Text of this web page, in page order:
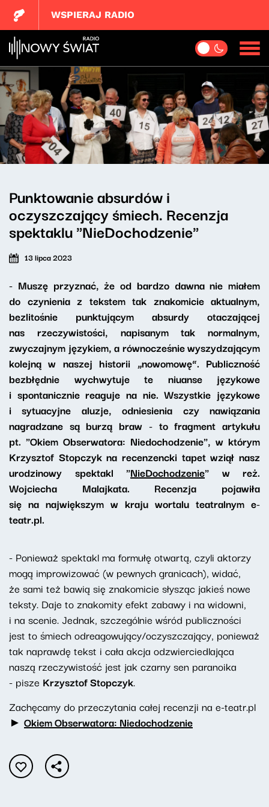
WSPIERAJ RADIO
Punktowanie absurdów i
oczyszczający śmiech. Recenzja
spektaklu "NieDochodzenie"
13 lipca 2023
- Muszę przyznać, że od bardzo dawna nie miałem
do czynienia z tekstem tak znakomicie aktualnym,
bezlitośnie punktującym absurdy otaczającej
nas rzeczywistości, napisanym tak normalnym,
zwyczajnym językiem, a równocześnie wyszydzającym
kolejną w naszej historii „nowomowę”. Publiczność
bezbłędnie wychwytuje te niuanse językowe
i spontanicznie reaguje na nie. Wszystkie językowe
i sytuacyjne aluzje, odniesienia czy nawiązania
nagradzane są burzą braw - to fragment artykułu
pt. "Okiem Obserwatora: Niedochodzenie", w którym
Krzysztof Stopczyk na recenzencki tapet wziął nasz
urodzinowy spektakl "NieDochodzenie" w reż.
Wojciecha Malajkata. Recenzja pojawiła
się na największym w kraju wortalu teatralnym e-
teatr.pl.
- Ponieważ spektakl ma formułę otwartą, czyli aktorzy
mogą improwizować (w pewnych granicach), widać,
że sami też bawią się znakomicie słysząc jakieś nowe
teksty. Daje to znakomity efekt zabawy i na widowni,
i na scenie. Jednak, szczególnie wśród publiczności
jest to śmiech odreagowujący/oczyszczający, ponieważ
tak naprawdę tekst i cała akcja odzwierciedlająca
naszą rzeczywistość jest jak czarny sen paranoika
- pisze Krzysztof Stopczyk.
Zachęcamy do przeczytania całej recenzji na e-teatr.pl
► Okiem Obserwatora: Niedochodzenie